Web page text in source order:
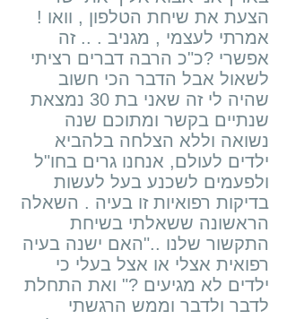
הצעת את שיחת הטלפון , וואו !
אמרתי לעצמי , מגניב . .. זה
אפשרי ?כ"כ הרבה דברים רציתי
לשאול אבל הדבר הכי חשוב
שהיה לי זה שאני בת 30 נמצאת
שנתיים בקשר ומתוכם שנה
נשואה וללא הצלחה בלהביא
ילדים לעולם, אנחנו גרים בחו"ל
ולפעמים לשכנע בעל לעשות
בדיקות רפואיות זו בעיה . השאלה
הראשונה ששאלתי בשיחת
התקשור שלנו .."האם ישנה בעיה
רפואית אצלי או אצל בעלי כי
ילדים לא מגיעים ?" ואת התחלת
לדבר ולדבר וממש הרגשתי